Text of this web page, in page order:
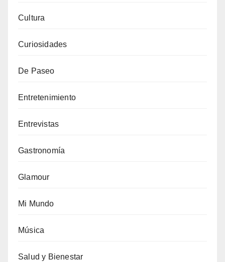
Cultura
Curiosidades
De Paseo
Entretenimiento
Entrevistas
Gastronomía
Glamour
Mi Mundo
Música
Salud y Bienestar